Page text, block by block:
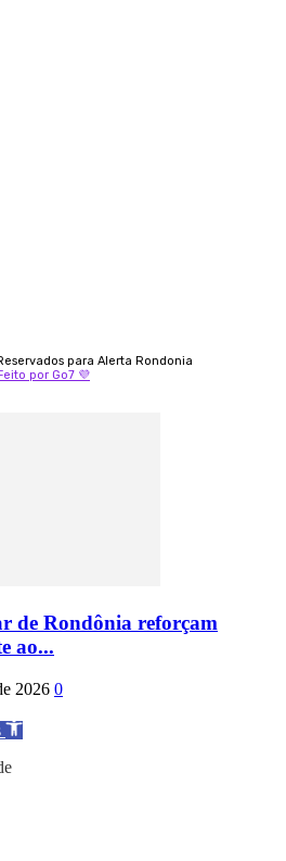
para Alerta Rondonia
Feito por Go7 💜
de Rondônia reforçam
ao...
2026 0